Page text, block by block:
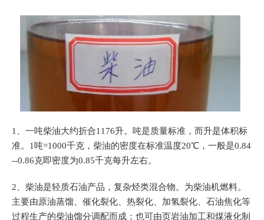
1、一吨柴油大约折合1176升。吨是质量标准，而升是体积标
准。1吨=1000千克，柴油的密度在标准温度20℃，一般是0.84
--0.86克即密度为0.85千克每升左右。
2、柴油是轻质石油产品，复杂烃类混合物。为柴油机燃料。
主要由原油蒸馏、催化裂化、热裂化、加氢裂化、石油焦化等
过程生产的柴油馏分调配而成；也可由页岩油加工和煤液化制